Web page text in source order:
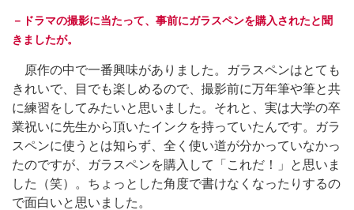
－ドラマの撮影に当たって、事前にガラスペンを購入されたと聞
きましたが。
原作の中で一番興味がありました。ガラスペンはとても
きれいで、目でも楽しめるので、撮影前に万年筆や筆と共
に練習をしてみたいと思いました。それと、実は大学の卒
業祝いに先生から頂いたインクを持っていたんです。ガラ
スペンに使うとは知らず、全く使い道が分かっていなかっ
たのですが、ガラスペンを購入して「これだ！」と思いま
した（笑）。ちょっとした角度で書けなくなったりするの
で面白いと思いました。